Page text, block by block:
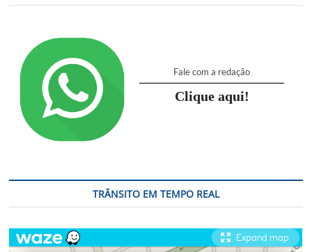
Fale com a redação
Clique aqui!
TRÂNSITO EM TEMPO REAL